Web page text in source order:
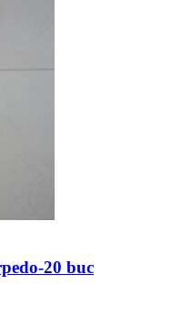
20 buc